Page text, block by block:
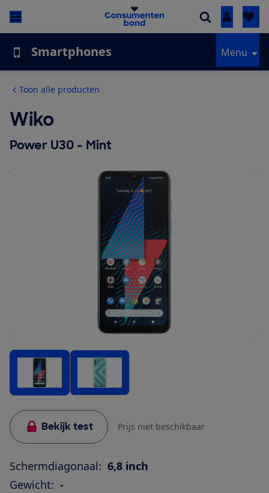
Inloggen
Smartphones Menu
Toon alle producten
Wiko
Power U30 - Mint
Bekijk test Prijs niet beschikbaar
Schermdiagonaal: 6,8 inch
Gewicht: -